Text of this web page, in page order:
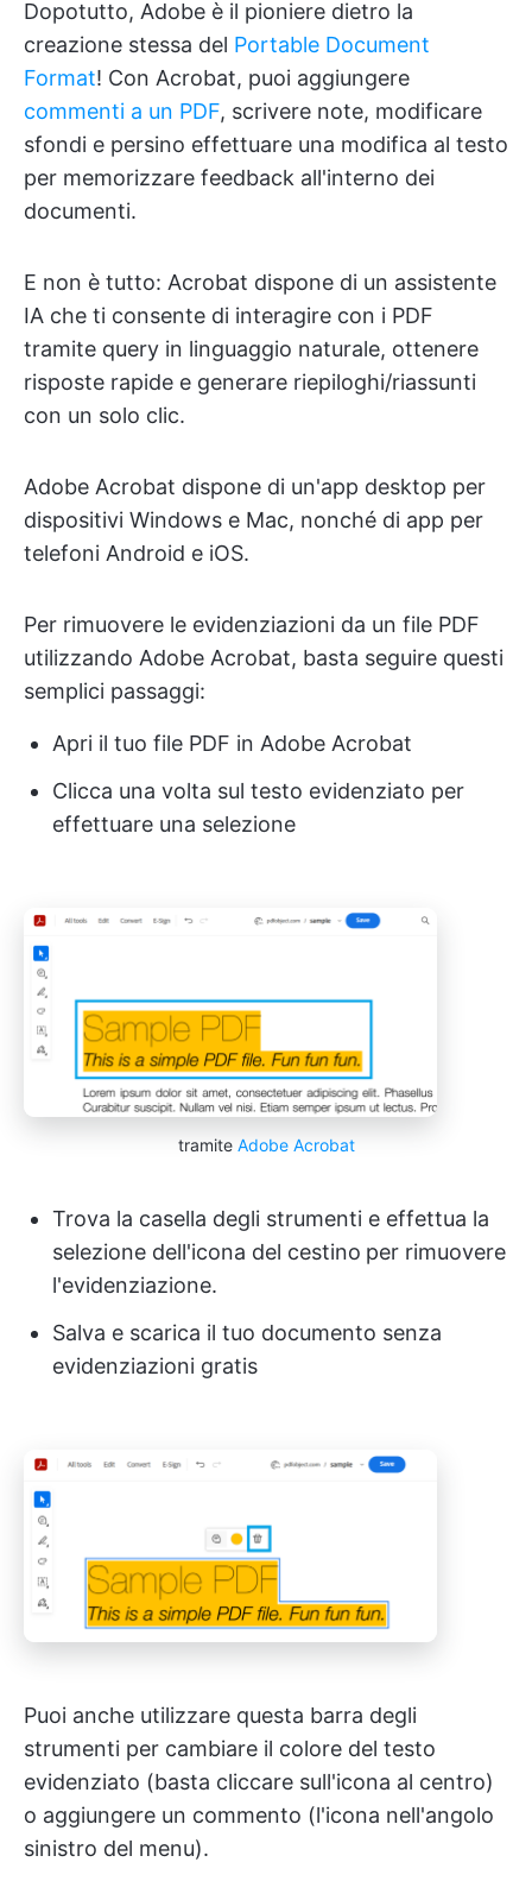
Dopotutto, Adobe è il pioniere dietro la
creazione stessa del Portable Document
Format! Con Acrobat, puoi aggiungere
commenti a un PDF, scrivere note, modificare
sfondi e persino effettuare una modifica al testo
per memorizzare feedback all'interno dei
documenti.
E non è tutto: Acrobat dispone di un assistente
IA che ti consente di interagire con i PDF
tramite query in linguaggio naturale, ottenere
risposte rapide e generare riepiloghi/riassunti
con un solo clic.
Adobe Acrobat dispone di un'app desktop per
dispositivi Windows e Mac, nonché di app per
telefoni Android e iOS.
Per rimuovere le evidenziazioni da un file PDF
utilizzando Adobe Acrobat, basta seguire questi
semplici passaggi:
Apri il tuo file PDF in Adobe Acrobat
Clicca una volta sul testo evidenziato per
effettuare una selezione
tramite Adobe Acrobat
Trova la casella degli strumenti e effettua la
selezione dell'icona del cestino per rimuovere
l'evidenziazione.
Salva e scarica il tuo documento senza
evidenziazioni gratis
Puoi anche utilizzare questa barra degli
strumenti per cambiare il colore del testo
evidenziato (basta cliccare sull'icona al centro)
o aggiungere un commento (l'icona nell'angolo
sinistro del menu).